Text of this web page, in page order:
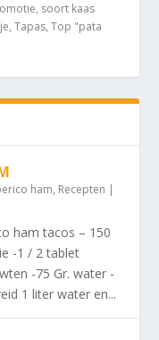
, soort kaas
,Tapas,Top "pata
ham, Recepten |
ham tacos – 150
-1 / 2 tablet
-75 Gr. water -
1 liter water en...